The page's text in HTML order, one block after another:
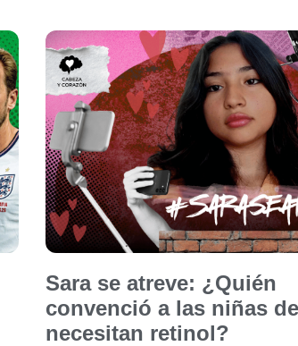
Sara se atreve: ¿Quién
convenció a las niñas
necesitan retinol?